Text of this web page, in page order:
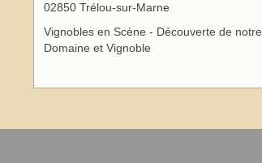
02850 Trélou-sur-Marne
Vignobles en Scène - Découverte de notre
Domaine et Vignoble